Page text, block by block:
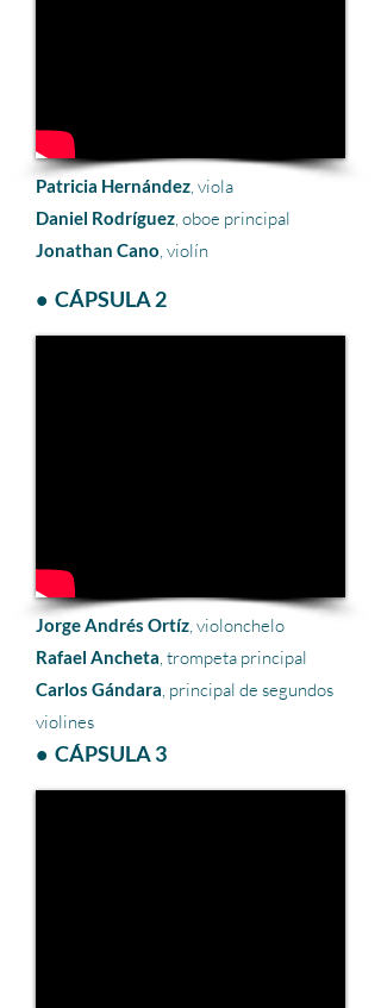
Patricia Hernández, viola
Daniel Rodríguez, oboe principal
Jonathan Cano, violín
• CÁPSULA 2
Jorge Andrés Ortíz, violonchelo
Rafael Ancheta, trompeta principal
Carlos Gándara, principal de segundos
violines
• CÁPSULA 3